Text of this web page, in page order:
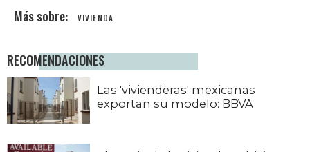
VIVIENDA
RECOMENDACIONES
Las 'vivienderas' mexicanas
exportan su modelo: BBVA